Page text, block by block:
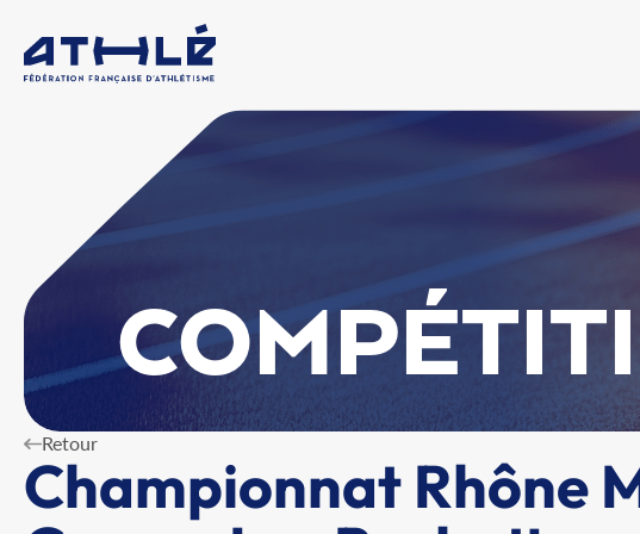
Retour
Championnat Rhône